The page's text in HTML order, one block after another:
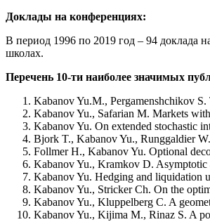
Доклады на конференциях:
В период 1996 по 2019 год – 94 докладa
школах.
Перечень 10-ти наиболее значимых
Kabanov Yu.M., Pergamenshchikov
Kabanov Yu., Safarian M. Markets
Kabanov Yu. On extended stochastic
Bjork T., Kabanov Yu., Runggaldier
Follmer H., Kabanov Yu. Optional
Kabanov Yu., Kramkov D. Asymptotic
Kabanov Yu. Hedging and liquidation
Kabanov Yu., Stricker Ch. On the
Kabanov Yu., Kluppelberg C. A
Kabanov Yu., Kijima M., Rinaz S. A